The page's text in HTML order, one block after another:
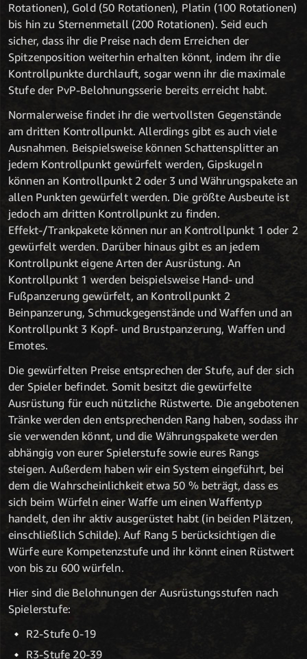
Rotationen), Gold (50 Rotationen), Platin (100 Rotationen)
bis hin zu Sternenmetall (200 Rotationen). Seid euch
sicher, dass ihr die Preise nach dem Erreichen der
Spitzenposition weiterhin erhalten könnt, indem ihr die
Kontrollpunkte durchlauft, sogar wenn ihr die maximale
Stufe der PvP-Belohnungsserie bereits erreicht habt.
Normalerweise findet ihr die wertvollsten Gegenstände
am dritten Kontrollpunkt. Allerdings gibt es auch viele
Ausnahmen. Beispielsweise können Schattensplitter an
jedem Kontrollpunkt gewürfelt werden, Gipskugeln
können an Kontrollpunkt 2 oder 3 und Währungspakete an
allen Punkten gewürfelt werden. Die größte Ausbeute ist
jedoch am dritten Kontrollpunkt zu finden.
Effekt-/Trankpakete können nur an Kontrollpunkt 1 oder 2
gewürfelt werden. Darüber hinaus gibt es an jedem
Kontrollpunkt eigene Arten der Ausrüstung. An
Kontrollpunkt 1 werden beispielsweise Hand- und
Fußpanzerung gewürfelt, an Kontrollpunkt 2
Beinpanzerung, Schmuckgegenstände und Waffen und an
Kontrollpunkt 3 Kopf- und Brustpanzerung, Waffen und
Emotes.
Die gewürfelten Preise entsprechen der Stufe, auf der sich
der Spieler befindet. Somit besitzt die gewürfelte
Ausrüstung für euch nützliche Rüstwerte. Die angebotenen
Tränke werden den entsprechenden Rang haben, sodass ihr
sie verwenden könnt, und die Währungspakete werden
abhängig von eurer Spielerstufe sowie eures Rangs
steigen. Außerdem haben wir ein System eingeführt, bei
dem die Wahrscheinlichkeit etwa 50 % beträgt, dass es
sich beim Würfeln einer Waffe um einen Waffentyp
handelt, den ihr aktiv ausgerüstet habt (in beiden Plätzen,
einschließlich Schilde). Auf Rang 5 berücksichtigen die
Würfe eure Kompetenzstufe und ihr könnt einen Rüstwert
von bis zu 600 würfeln.
Hier sind die Belohnungen der Ausrüstungsstufen nach
Spielerstufe:
R2-Stufe 0-19
R3-Stufe 20-39